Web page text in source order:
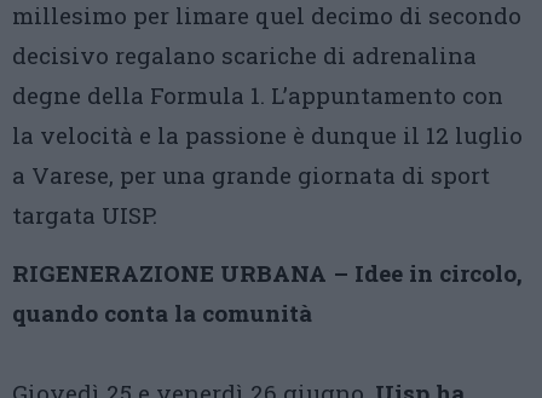
millesimo per limare quel decimo di secondo
decisivo regalano scariche di adrenalina
degne della Formula 1. L’appuntamento con
la velocità e la passione è dunque il 12 luglio
a Varese, per una grande giornata di sport
targata UISP.
RIGENERAZIONE URBANA – Idee in circolo,
quando conta la comunità